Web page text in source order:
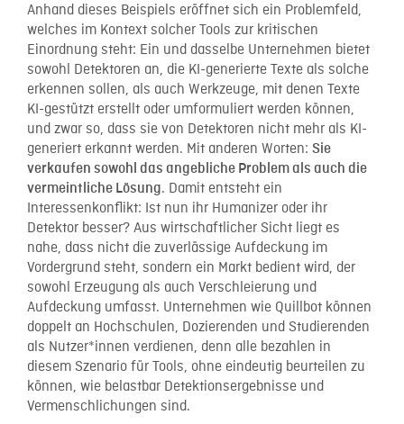
Anhand dieses Beispiels eröffnet sich ein Problemfeld,
welches im Kontext solcher Tools zur kritischen
Einordnung steht: Ein und dasselbe Unternehmen bietet
sowohl Detektoren an, die KI-generierte Texte als solche
erkennen sollen, als auch Werkzeuge, mit denen Texte
KI-gestützt erstellt oder umformuliert werden können,
und zwar so, dass sie von Detektoren nicht mehr als KI-
generiert erkannt werden. Mit anderen Worten: Sie
verkaufen sowohl das angebliche Problem als auch die
vermeintliche Lösung. Damit entsteht ein
Interessenkonflikt: Ist nun ihr Humanizer oder ihr
Detektor besser? Aus wirtschaftlicher Sicht liegt es
nahe, dass nicht die zuverlässige Aufdeckung im
Vordergrund steht, sondern ein Markt bedient wird, der
sowohl Erzeugung als auch Verschleierung und
Aufdeckung umfasst. Unternehmen wie Quillbot können
doppelt an Hochschulen, Dozierenden und Studierenden
als Nutzer*innen verdienen, denn alle bezahlen in
diesem Szenario für Tools, ohne eindeutig beurteilen zu
können, wie belastbar Detektionsergebnisse und
Vermenschlichungen sind.